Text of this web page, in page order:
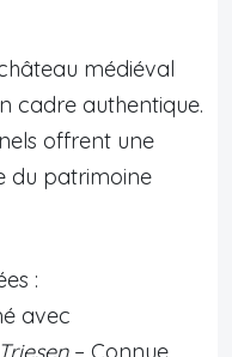
médiéval
cadre authentique.
offrent une
du patrimoine
:
avec
Triesen– Connue